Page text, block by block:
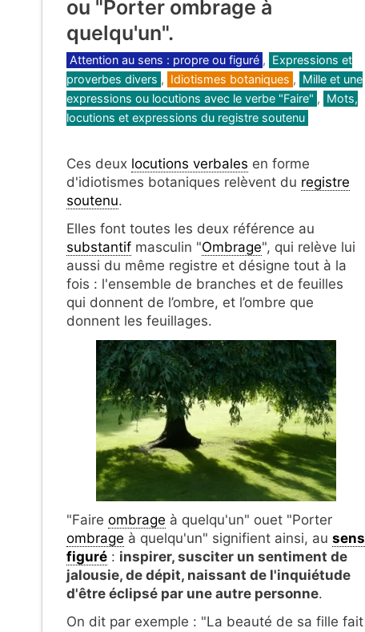
ou "Porter ombrage à
quelqu'un".
Catégories
Attention au sens : propre ou figuré , Expressions et
proverbes divers , Idiotismes botaniques , Mille et une
expressions ou locutions avec le verbe "Faire" , Mots,
locutions et expressions du registre soutenu
Ces deux locutions verbales en forme
d'idiotismes botaniques relèvent du registre
soutenu.
Elles font toutes les deux référence au
substantif masculin "Ombrage", qui relève lui
aussi du même registre et désigne tout à la
fois : l'ensemble de branches et de feuilles
qui donnent de l’ombre, et l’ombre que
donnent les feuillages.
"Faire ombrage à quelqu'un" ouet "Porter
ombrage à quelqu'un" signifient ainsi, au sens
figuré : inspirer, susciter un sentiment de
jalousie, de dépit, naissant de l'inquiétude
d'être éclipsé par une autre personne.
On dit par exemple : "La beauté de sa fille fait